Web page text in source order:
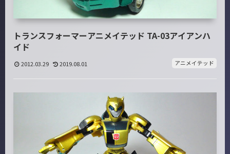
トランスフォーマーアニメイテッド TA-03アイアンハ
イド
2012.03.29 2019.08.01 アニメイテッド